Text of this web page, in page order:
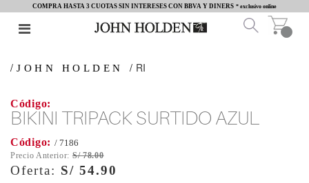
COMPRA HASTA 3 CUOTAS SIN INTERESES CON BBVA Y DINERS * exclusivo online
JOHN HOLDEN RI
BIKINI TRIPACK SURTIDO AZUL
/ 7186
S/ 78.00
S/ 54.90